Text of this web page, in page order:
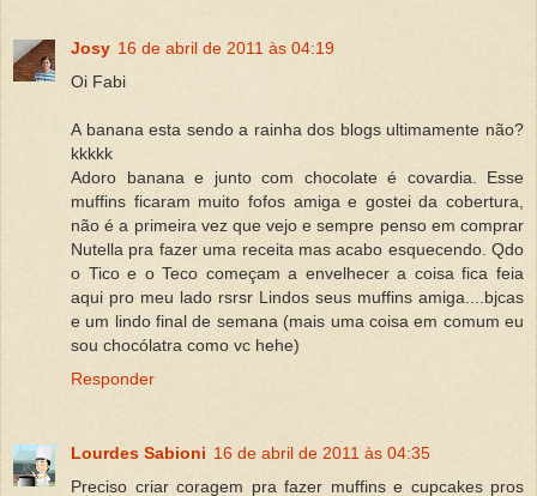
Josy 16 de abril de 2011 às 04:19
Oi Fabi
A banana esta sendo a rainha dos blogs ultimamente não?
kkkkk
Adoro banana e junto com chocolate é covardia. Esse
muffins ficaram muito fofos amiga e gostei da cobertura,
não é a primeira vez que vejo e sempre penso em comprar
Nutella pra fazer uma receita mas acabo esquecendo. Qdo
o Tico e o Teco começam a envelhecer a coisa fica feia
aqui pro meu lado rsrsr Lindos seus muffins amiga....bjcas
e um lindo final de semana (mais uma coisa em comum eu
sou chocólatra como vc hehe)
Responder
Lourdes Sabioni 16 de abril de 2011 às 04:35
Preciso criar coragem pra fazer muffins e cupcakes pros